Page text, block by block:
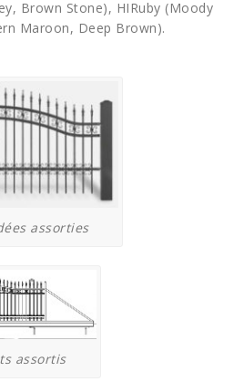
Brown Stone), HIRuby (Moody
Maroon, Deep Brown).
assorties
assortis